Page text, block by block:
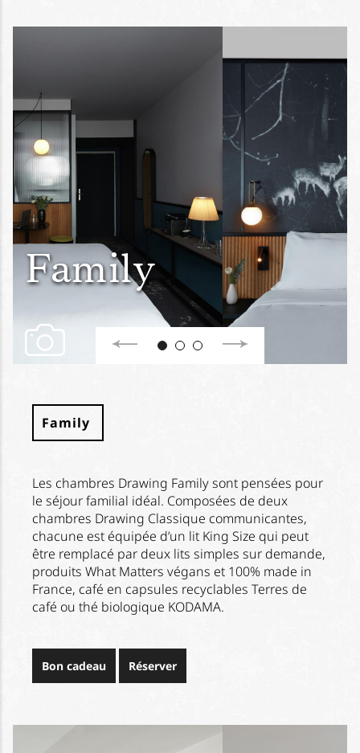
Family
Family
Les chambres Drawing Family sont pensées pour
le séjour familial idéal. Composées de deux
chambres Drawing Classique communicantes,
chacune est équipée d’un lit King Size qui peut
être remplacé par deux lits simples sur demande,
produits What Matters végans et 100% made in
France, café en capsules recyclables Terres de
café ou thé biologique KODAMA.
Bon cadeau Réserver